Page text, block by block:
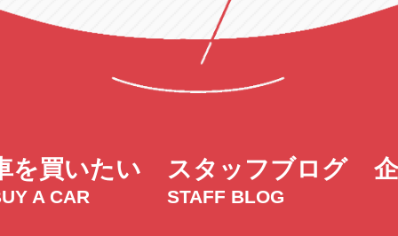
を買いたい
A CAR
スタッフブログ
STAFF BLOG